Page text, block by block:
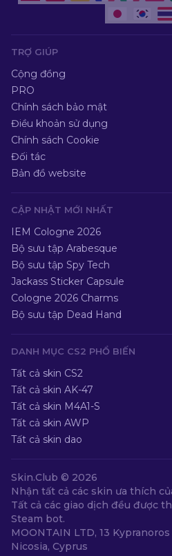
TRỢ GIÚP
Cộng đồng
PRO
Chính sách bảo mật
Điều khoản sử dụng
Chính sách Cookie
Đối tác
Bản đồ website
CẬP NHẬT MỚI NHẤT
IEM Cologne 2026
Bộ sưu tập Arabesque
Bộ sưu tập Spy Tech
Jackass Sticker Capsule
Cologne 2026 Charms
Bộ sưu tập Dead Hand
DANH MỤC CS2 PHỔ BIẾN
Tất cả skin CS2
Tất cả skin AK-47
Tất cả skin M4A1-S
Tất cả skin AWP
Tất cả skin dao
Skin.Club © 2026
Nhận tất cả các skin ưa thích
Tất cả các giao dịch đều được
Steam bot.
MOONTAIN LTD, 13
Nicosia, Cyprus